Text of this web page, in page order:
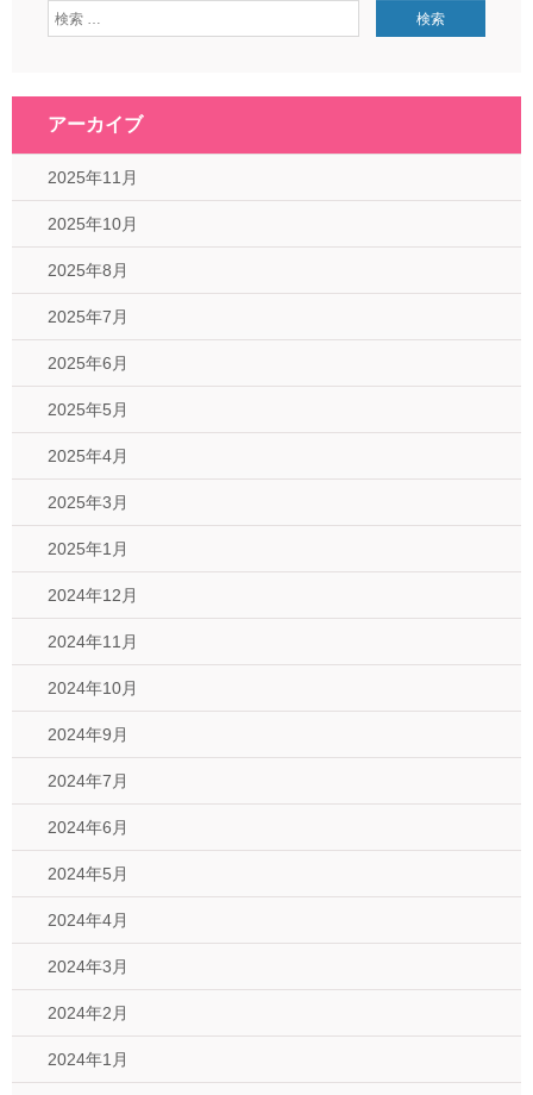
アーカイブ
2025年11月
2025年10月
2025年8月
2025年7月
2025年6月
2025年5月
2025年4月
2025年3月
2025年1月
2024年12月
2024年11月
2024年10月
2024年9月
2024年7月
2024年6月
2024年5月
2024年4月
2024年3月
2024年2月
2024年1月